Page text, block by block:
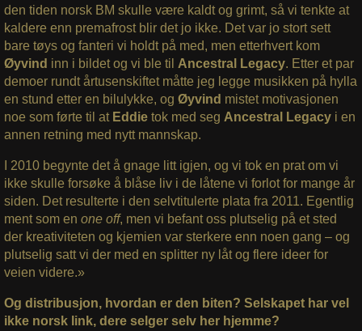
den tiden norsk BM skulle være kaldt og grimt, så vi tenkte at
kaldere enn premafrost blir det jo ikke. Det var jo stort sett
bare tøys og fanteri vi holdt på med, men etterhvert kom
Øyvind inn i bildet og vi ble til Ancestral Legacy. Etter et par
demoer rundt årtusenskiftet måtte jeg legge musikken på hylla
en stund etter en bilulykke, og Øyvind mistet motivasjonen
noe som førte til at Eddie tok med seg Ancestral Legacyi en
annen retning med nytt mannskap.
I 2010 begynte det å gnage litt igjen, og vi tok en prat om vi
ikke skulle forsøke å blåse liv i de låtene vi forlot for mange år
siden. Det resulterte i den selvtitulerte plata fra 2011. Egentlig
ment som en one off, men vi befant oss plutselig på et sted
der kreativiteten og kjemien var sterkere enn noen gang – og
plutselig satt vi der med en splitter ny låt og flere ideer for
veien videre.»
Og distribusjon, hvordan er den biten? Selskapet har vel
ikke norsk link, dere selger selv her hjemme?